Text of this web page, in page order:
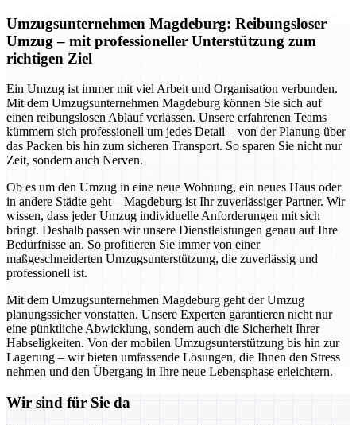
Umzugsunternehmen Magdeburg: Reibungsloser
Umzug – mit professioneller Unterstützung zum
richtigen Ziel
Ein Umzug ist immer mit viel Arbeit und Organisation verbunden.
Mit dem Umzugsunternehmen Magdeburg können Sie sich auf
einen reibungslosen Ablauf verlassen. Unsere erfahrenen Teams
kümmern sich professionell um jedes Detail – von der Planung über
das Packen bis hin zum sicheren Transport. So sparen Sie nicht nur
Zeit, sondern auch Nerven.
Ob es um den Umzug in eine neue Wohnung, ein neues Haus oder
in andere Städte geht – Magdeburg ist Ihr zuverlässiger Partner. Wir
wissen, dass jeder Umzug individuelle Anforderungen mit sich
bringt. Deshalb passen wir unsere Dienstleistungen genau auf Ihre
Bedürfnisse an. So profitieren Sie immer von einer
maßgeschneiderten Umzugsunterstützung, die zuverlässig und
professionell ist.
Mit dem Umzugsunternehmen Magdeburg geht der Umzug
planungssicher vonstatten. Unsere Experten garantieren nicht nur
eine pünktliche Abwicklung, sondern auch die Sicherheit Ihrer
Habseligkeiten. Von der mobilen Umzugsunterstützung bis hin zur
Lagerung – wir bieten umfassende Lösungen, die Ihnen den Stress
nehmen und den Übergang in Ihre neue Lebensphase erleichtern.
Wir sind für Sie da